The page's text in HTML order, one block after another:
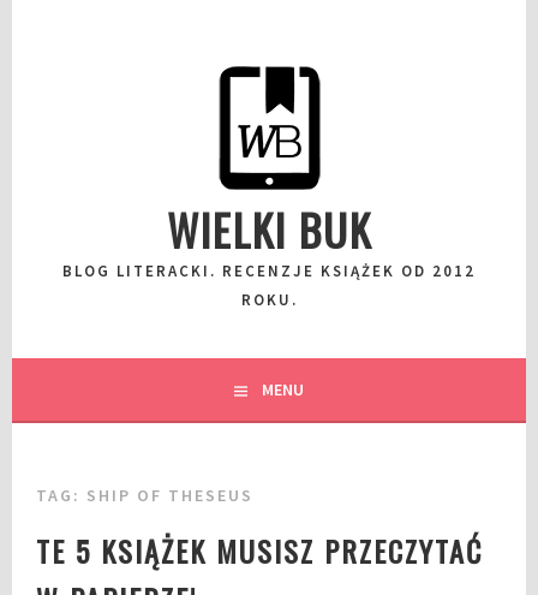
WIELKI BUK
BLOG LITERACKI. RECENZJE KSIĄŻEK OD 2012
ROKU.
MENU
TAG: SHIP OF THESEUS
TE 5 KSIĄŻEK MUSISZ PRZECZYTAĆ